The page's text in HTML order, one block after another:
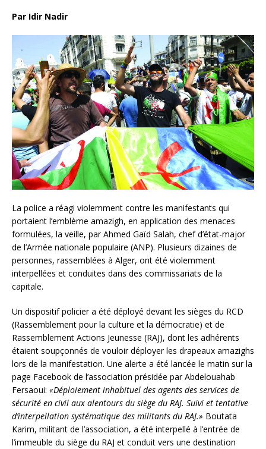
Par Idir Nadir
La police a réagi violemment contre les manifestants qui
portaient l’emblème amazigh, en application des menaces
formulées, la veille, par Ahmed Gaïd Salah, chef d’état-major
de l’Armée nationale populaire (ANP). Plusieurs dizaines de
personnes, rassemblées à Alger, ont été violemment
interpellées et conduites dans des commissariats de la
capitale.
Un dispositif policier a été déployé devant les sièges du RCD
(Rassemblement pour la culture et la démocratie) et de
Rassemblement Actions Jeunesse (RAJ), dont les adhérents
étaient soupçonnés de vouloir déployer les drapeaux amazighs
lors de la manifestation. Une alerte a été lancée le matin sur la
page Facebook de l’association présidée par Abdelouahab
Fersaoui: «Déploiement inhabituel des agents des services de
sécurité en civil aux alentours du siège du RAJ. Suivi et tentative
d’interpellation systématique des militants du RAJ.» Boutata
Karim, militant de l’association, a été interpellé à l’entrée de
l’immeuble du siège du RAJ et conduit vers une destination